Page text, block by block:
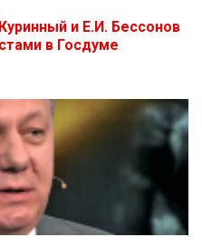
и Е.И. Бессонов
в Госдуме